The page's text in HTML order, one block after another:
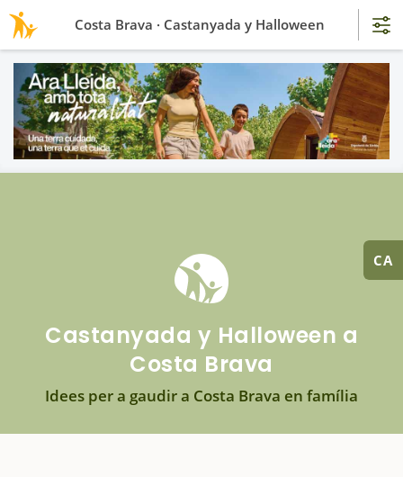
CA
Castanyada y Halloween a
Costa Brava
Idees per a gaudir a Costa Brava en família
Costa Brava · Castanyada y Halloween